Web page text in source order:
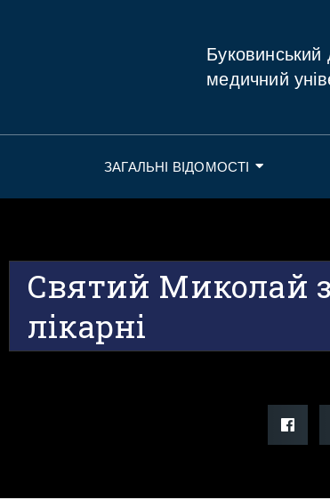
медичний
ЗАГАЛЬНІ ВІДОМОСТІ
Святий Миколай
лікарні